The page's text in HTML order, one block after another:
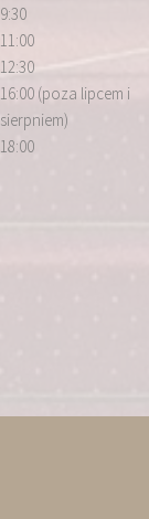
9:30
11:00
12:30
16:00 (poza lipcem i
sierpniem)
18:00